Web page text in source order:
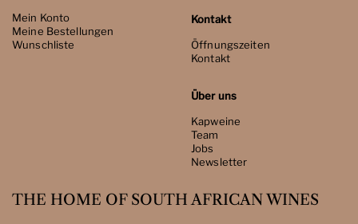
Mein Konto
Meine Bestellungen
Wunschliste
Kontakt
Öffnungszeiten
Kontakt
Über uns
Kapweine
Team
Jobs
Newsletter
THE HOME OF SOUTH AFRICAN WINES